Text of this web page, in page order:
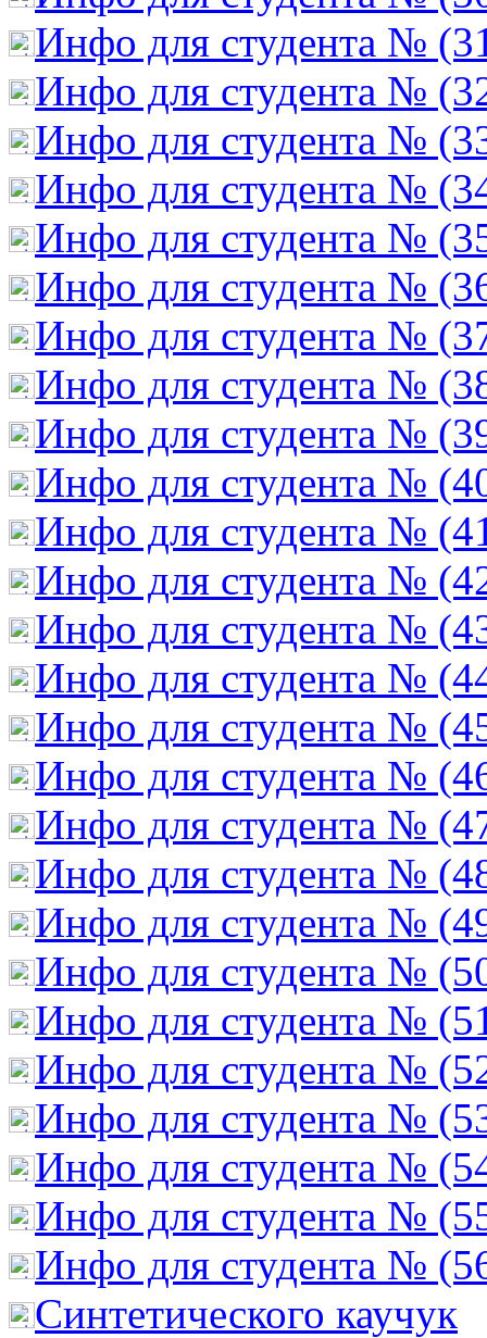
Инфо для студента №
Инфо для студента №
Инфо для студента №
Инфо для студента №
Инфо для студента №
Инфо для студента №
Инфо для студента №
Инфо для студента №
Инфо для студента №
Инфо для студента №
Инфо для студента №
Инфо для студента №
Инфо для студента №
Инфо для студента №
Инфо для студента №
Инфо для студента №
Инфо для студента №
Инфо для студента №
Инфо для студента №
Инфо для студента №
Инфо для студента №
Инфо для студента №
Инфо для студента №
Инфо для студента №
Инфо для студента №
Инфо для студента №
Cинтетического каучук